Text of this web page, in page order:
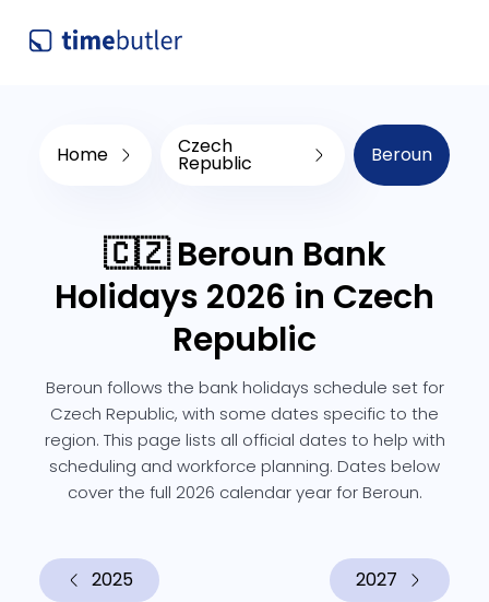
Home Czech
Republic Beroun
🇨🇿 Beroun Bank
Holidays 2026 in Czech
Republic
Beroun follows the bank holidays schedule set for
Czech Republic, with some dates specific to the
region. This page lists all official dates to help with
scheduling and workforce planning. Dates below
cover the full 2026 calendar year for Beroun.
2025 2027